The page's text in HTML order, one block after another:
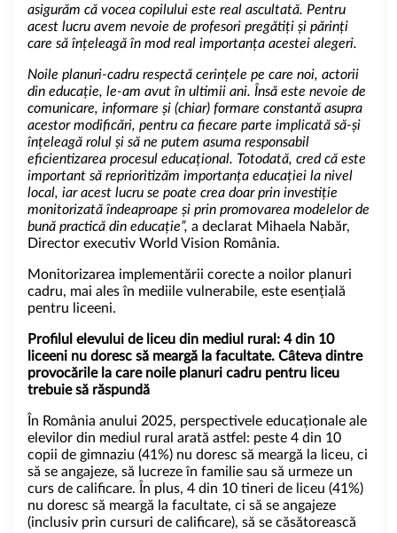
asigurăm că vocea copilului este real ascultată. Pentru
acest lucru avem nevoie de profesori pregătiți și părinți
care să înțeleagă în mod real importanța acestei alegeri.
Noile planuri-cadru respectă cerințele pe care noi, actorii
din educație, le-am avut în ultimii ani. Însă este nevoie de
comunicare, informare și (chiar) formare constantă asupra
acestor modificări, pentru ca fiecare parte implicată să-și
înțeleagă rolul și să ne putem asuma responsabil
eficientizarea procesul educațional. Totodată, cred că este
important să reprioritizăm importanța educației la nivel
local, iar acest lucru se poate crea doar prin investiție
monitorizată îndeaproape și prin promovarea modelelor de
bună practică din educație”, a declarat Mihaela Nabăr,
Director executiv World Vision România.
Monitorizarea implementării corecte a noilor planuri
cadru, mai ales în mediile vulnerabile, este esențială
pentru liceeni.
Profilul elevului de liceu din mediul rural: 4 din 10
liceeni nu doresc să meargă la facultate. Câteva dintre
provocările la care noile planuri cadru pentru liceu
trebuie să răspundă
În România anului 2025, perspectivele educaționale ale
elevilor din mediul rural arată astfel: peste 4 din 10
copii de gimnaziu (41%) nu doresc să meargă la liceu, ci
să se angajeze, să lucreze în familie sau să urmeze un
curs de calificare. În plus, 4 din 10 tineri de liceu (41%)
nu doresc să meargă la facultate, ci să se angajeze
(inclusiv prin cursuri de calificare), să se căsătorească